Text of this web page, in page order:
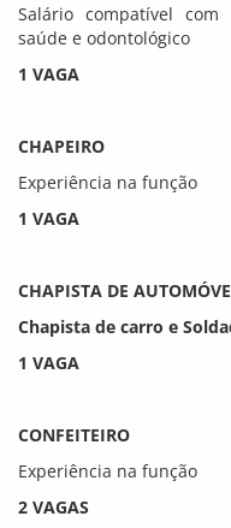
Salário compatível
saúde e odontológico
1 VAGA
CHAPEIRO
Experiência na função
1 VAGA
CHAPISTA DE
Chapista de carro e
1 VAGA
CONFEITEIRO
Experiência na função
2 VAGAS